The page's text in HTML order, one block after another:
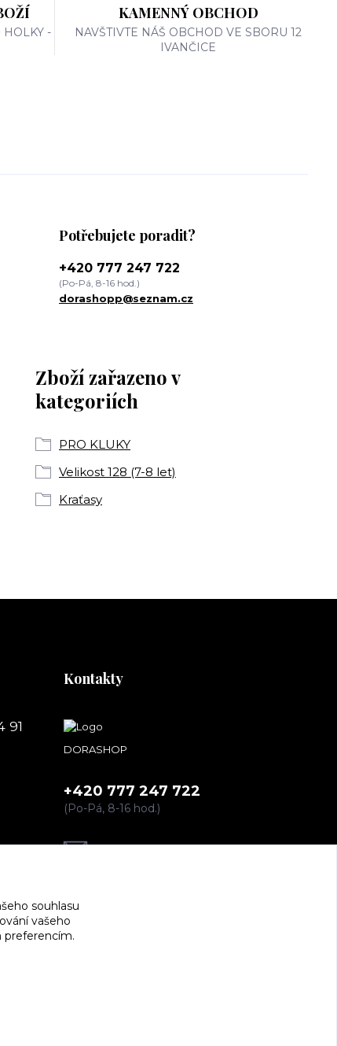
-
KAMENNÝ OBCHOD
NAVŠTIVTE NÁŠ OBCHOD VE SBORU 12
IVANČICE
Zboží zařazeno v
kategoriích
PRO KLUKY
Velikost 128 (7-8 let)
Kraťasy
Potřebujete poradit?
+420 777 247 722
(Po-Pá, 8-16 hod.)
dorashopp@seznam.cz
91
Kontakty
DORASHOP
+420 777 247 722
(Po-Pá, 8-16 hod.)
dorashopp@seznam.cz
souhlasu
vašeho
preferencím.